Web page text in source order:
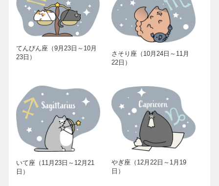
てんびん座（9月23日～10月
23日）
さそり座（10月24日～11月
22日）
いて座（11月23日～12月21
日）
やぎ座（12月22日～1月19
日）